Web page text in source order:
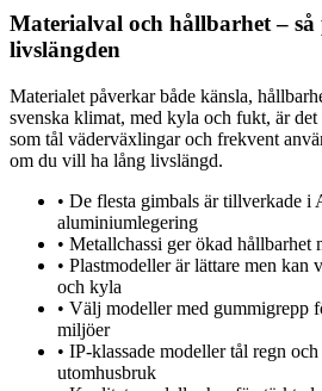
Materialval och hållbarhet – så
livslängden
Materialet påverkar både känsla,
svenska klimat, med kyla och fukt, är
som tål väderväxlingar och frekvent
om du vill ha lång livslängd.
• De flesta gimbals är tillverkade i
aluminiumlegering
• Metallchassi ger ökad hållbarhet
• Plastmodeller är lättare men kan
och kyla
• Välj modeller med gummigrepp
miljöer
• IP-klassade modeller tål regn
utomhusbruk